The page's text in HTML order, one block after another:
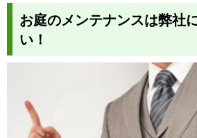
お庭のメンテナンスは弊社
い！